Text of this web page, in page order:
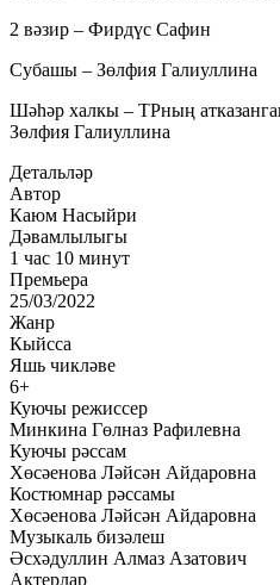
2 вәзир – Фирдүс Сафин
Субашы – Зөлфия Галиуллина
Шәһәр халкы – ТРның
Зөлфия Галиуллина
Детальләр
Автор
Каюм Насыйри
Дәвамлылыгы
1 час 10 минут
Премьера
25/03/2022
Жанр
Кыйсса
Яшь чикләве
6+
Куючы режиссер
Минкина Гөлназ Рафилевна
Куючы рәссам
Хөсәенова Ләйсән Айдаровна
Костюмнар рәссамы
Хөсәенова Ләйсән Айдаровна
Музыкаль бизәлеш
Әсхәдуллин Алмаз Азатович
Актерлар